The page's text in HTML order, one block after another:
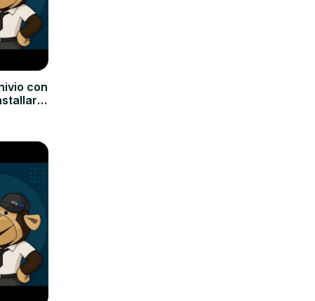
con